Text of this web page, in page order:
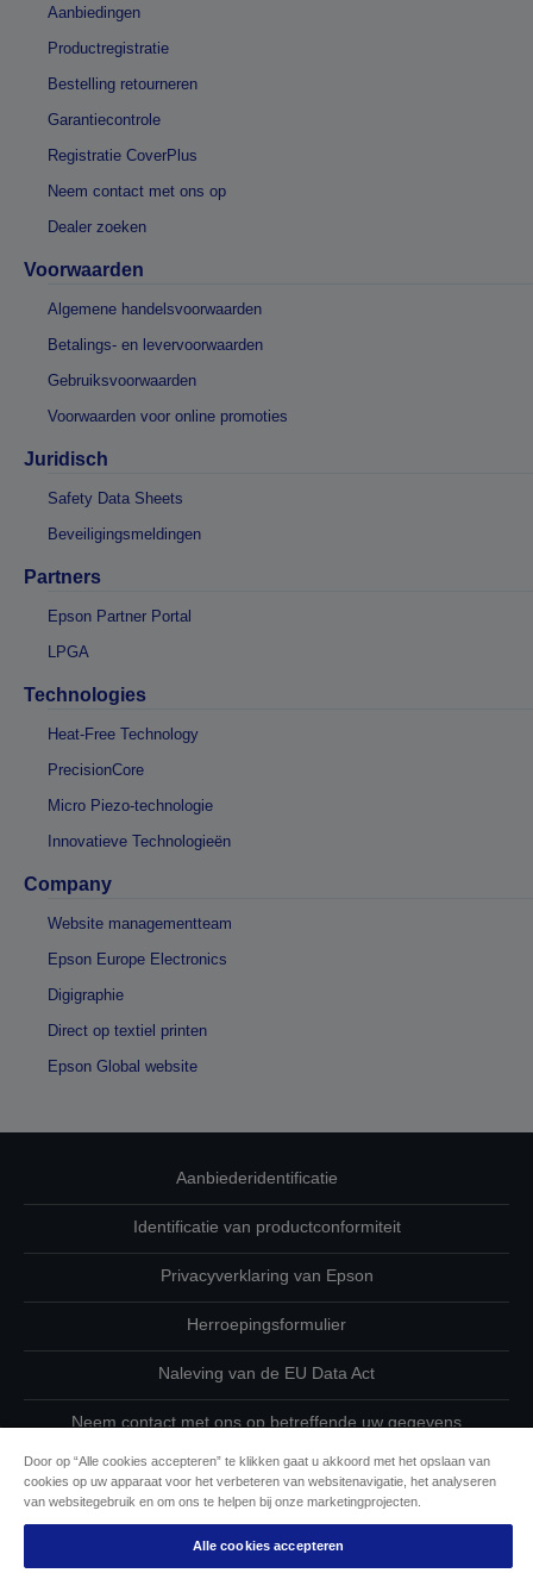
Aanbiedingen
Productregistratie
Bestelling retourneren
Garantiecontrole
Registratie CoverPlus
Neem contact met ons op
Dealer zoeken
Voorwaarden
Algemene handelsvoorwaarden
Betalings- en levervoorwaarden
Gebruiksvoorwaarden
Voorwaarden voor online promoties
Juridisch
Safety Data Sheets
Beveiligingsmeldingen
Partners
Epson Partner Portal
LPGA
Technologies
Heat-Free Technology
PrecisionCore
Micro Piezo-technologie
Innovatieve Technologieën
Company
Website managementteam
Epson Europe Electronics
Digigraphie
Direct op textiel printen
Epson Global website
Aanbiederidentificatie
Identificatie van productconformiteit
Privacyverklaring van Epson
Herroepingsformulier
Naleving van de EU Data Act
Neem contact met ons op betreffende uw gegevens
Cookie-informatie
Door op “Alle cookies accepteren” te klikken gaat u akkoord met het opslaan van
cookies op uw apparaat voor het verbeteren van websitenavigatie, het analyseren
van websitegebruik en om ons te helpen bij onze marketingprojecten.
Alle cookies accepteren